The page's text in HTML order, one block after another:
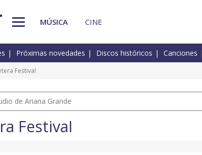
MÚSICA CINE
Próximas novedades Discos históricos Canciones
Festival
de Ariana Grande
Festival